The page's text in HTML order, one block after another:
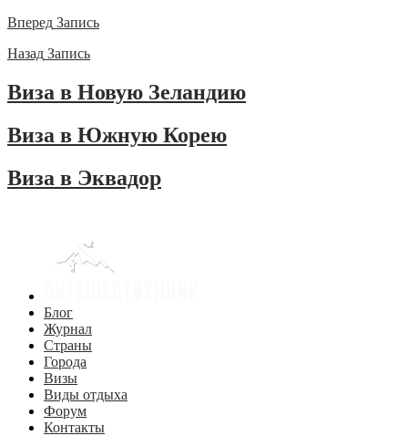
Вперед Запись
Назад Запись
Виза в Новую Зеландию
Виза в Южную Корею
Виза в Эквадор
Блог
Журнал
Страны
Города
Визы
Виды отдыха
Форум
Контакты